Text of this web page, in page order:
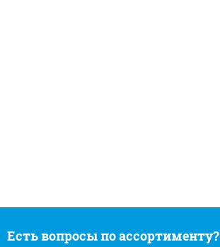
Есть вопросы по ассортименту?